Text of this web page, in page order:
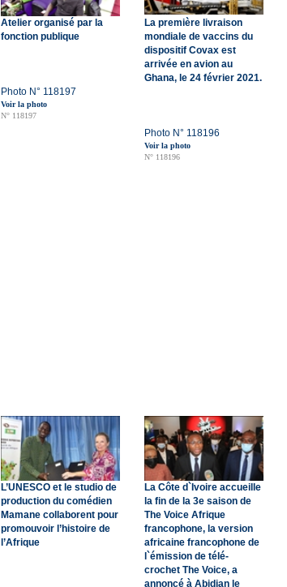
Atelier organisé par la
fonction publique
Photo N° 118197
Voir la photo
N° 118197
La première livraison
mondiale de vaccins du
dispositif Covax est
arrivée en avion au
Ghana, le 24 février 2021.
Photo N° 118196
Voir la photo
N° 118196
L’UNESCO et le studio de
production du comédien
Mamane collaborent pour
promouvoir l’histoire de
l’Afrique
La Côte d`Ivoire accueille
la fin de la 3e saison de
The Voice Afrique
francophone, la version
africaine francophone de
l`émission de télé-
crochet The Voice, a
annoncé à Abidjan le